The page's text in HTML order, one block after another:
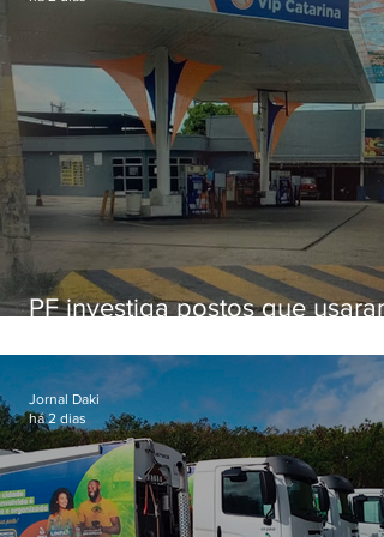
PF investiga postos que usaram
secretário morto em 2020
Jornal Daki
há 2 dias